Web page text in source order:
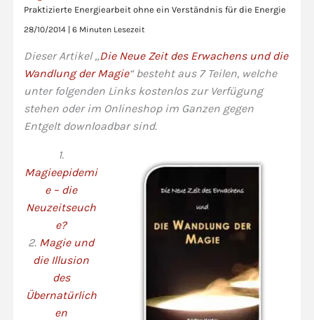
Praktizierte Energiearbeit ohne ein Verständnis für die Energie
28/10/2014 6 Minuten Lesezeit
Dieser Artikel „Die Neue Zeit des Erwachens und die
Wandlung der Magie“ besteht aus 7 Teilen, welche
unter folgenden Links kostenlos zur Verfügung
stehen oder im Onlineshop im Ganzen gegen
Entgelt downloadbar sind.
1.
Magieepidemi
e – die
Neuzeitseuch
e?
2. Magie und
die Illusion
des
Übernatürlich
en